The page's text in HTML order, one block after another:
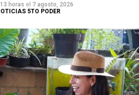
horas el 7 agosto, 2026
5TO PODER